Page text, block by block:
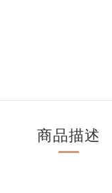
商品描述